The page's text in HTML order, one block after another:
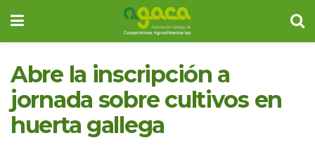
Abre la inscripción a
jornada sobre cultivos en
huerta gallega